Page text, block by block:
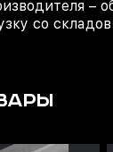
–
со